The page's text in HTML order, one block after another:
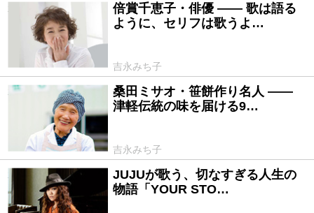
2020/07/27
倍賞千恵子・俳優 ―― 歌は語る
ように、セリフは歌うよ…
吉永みち子
2020/06/25
桑田ミサオ・笹餅作り名人 ――
津軽伝統の味を届ける9…
吉永みち子
2020/05/25
JUJUが歌う、切なすぎる人生の
物語「YOUR STO…